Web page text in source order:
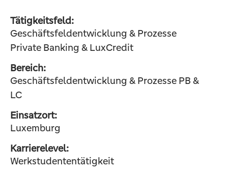
Tätigkeitsfeld:
Geschäftsfeldentwicklung & Prozesse
Private Banking & LuxCredit
Bereich:
Geschäftsfeldentwicklung & Prozesse PB &
LC
Einsatzort:
Luxemburg
Karrierelevel:
Werkstudententätigkeit